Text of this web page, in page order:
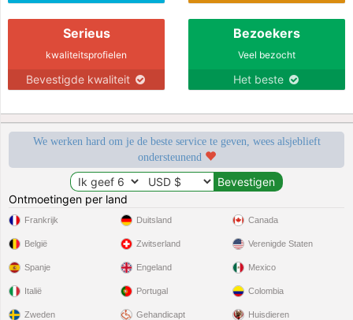
Serieus
kwaliteitsprofielen
Bevestigde kwaliteit
Bezoekers
Veel bezocht
Het beste
We werken hard om je de beste service te geven, wees alsjeblieft
ondersteunend
Ontmoetingen per land
Frankrijk
België
Spanje
Italië
Zweden
Duitsland
Zwitserland
Engeland
Portugal
Gehandicapt
Canada
Verenigde Staten
Mexico
Colombia
Huisdieren